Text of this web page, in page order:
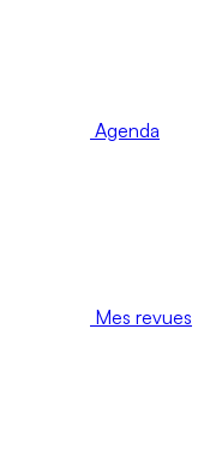
Agenda
Mes revues